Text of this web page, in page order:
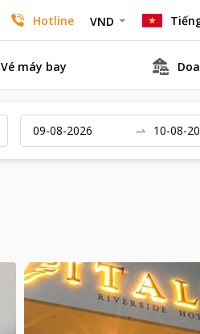
Hotline VND
Vé máy bay